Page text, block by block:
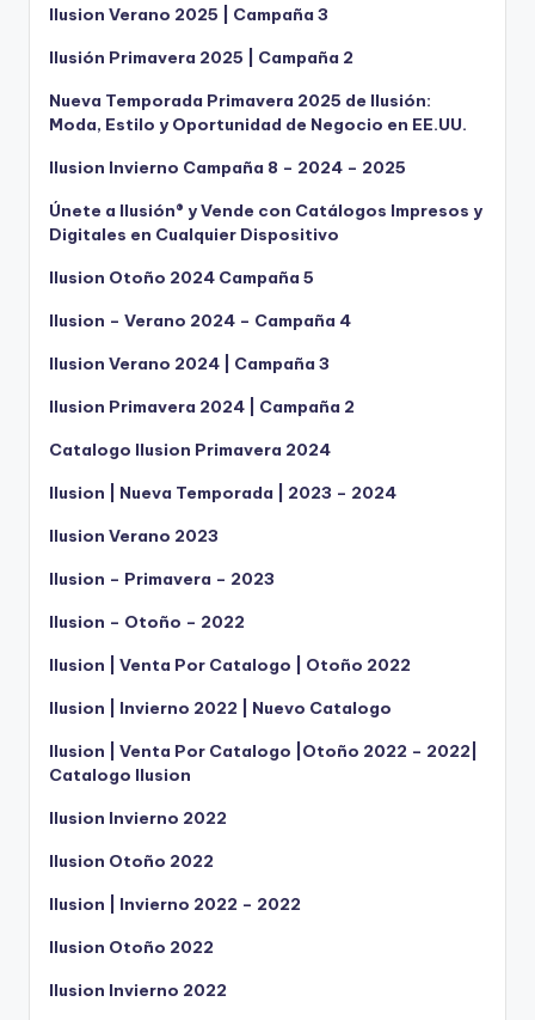
Ilusion Verano 2025 | Campaña 3
Ilusión Primavera 2025 | Campaña 2
Nueva Temporada Primavera 2025 de Ilusión:
Moda, Estilo y Oportunidad de Negocio en EE.UU.
Ilusion Invierno Campaña 8 – 2024 – 2025
Únete a Ilusión® y Vende con Catálogos Impresos y
Digitales en Cualquier Dispositivo
Ilusion Otoño 2024 Campaña 5
Ilusion – Verano 2024 – Campaña 4
Ilusion Verano 2024 | Campaña 3
Ilusion Primavera 2024 | Campaña 2
Catalogo Ilusion Primavera 2024
Ilusion | Nueva Temporada | 2023 – 2024
Ilusion Verano 2023
Ilusion – Primavera – 2023
Ilusion – Otoño – 2022
Ilusion | Venta Por Catalogo | Otoño 2022
Ilusion | Invierno 2022 | Nuevo Catalogo
Ilusion | Venta Por Catalogo |Otoño 2022 – 2022|
Catalogo Ilusion
Ilusion Invierno 2022
Ilusion Otoño 2022
Ilusion | Invierno 2022 – 2022
Ilusion Otoño 2022
Ilusion Invierno 2022